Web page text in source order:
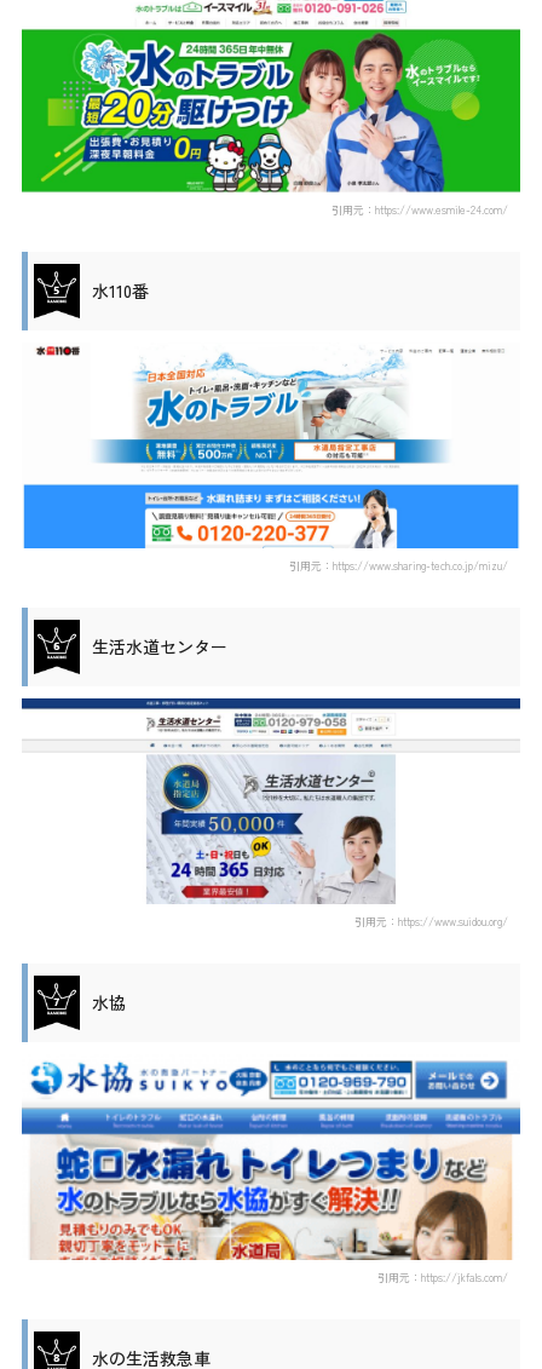
引用元：https://www.esmile-24.com/
水110番
引用元：https://www.sharing-tech.co.jp/mizu/
生活水道センター
引用元：https://www.suidou.org/
水協
引用元：https://jkfals.com/
水の生活救急車